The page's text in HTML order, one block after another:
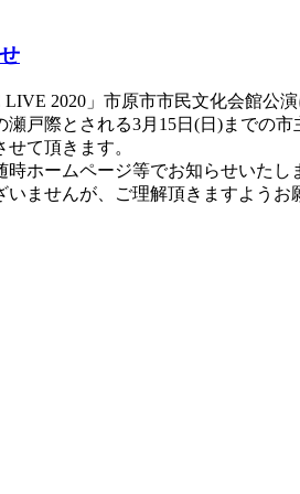
2020」市原市市民文化会館
戸際とされる3月15日(日)までの
て頂きます。
ホームページ等でお知らせいたし
ませんが、ご理解頂きますようお